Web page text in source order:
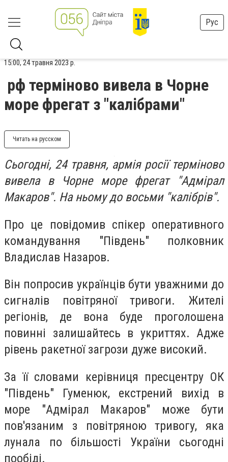
Рус
15:00, 24 травня 2023 р.
рф терміново вивела в Чорне
море фрегат з "калібрами"
Читать на русском
Сьогодні, 24 травня, армія росії терміново
вивела в Чорне море фрегат "Адмірал
Макаров". На ньому до восьми "калібрів".
Про це повідомив спікер оперативного
командування "Південь" полковник
Владислав Назаров.
Він попросив українців бути уважними до
сигналів повітряної тривоги. Жителі
регіонів, де вона буде проголошена
повинні залишайтесь в укриттях. Адже
рівень ракетної загрози дуже високий.
За її словами керівниця пресцентру ОК
"Південь" Гуменюк, екстрений вихід в
море "Адмірал Макаров" може бути
пов'язаним з повітряною тривогу, яка
лунала по більшості України сьогодні
пообіді.